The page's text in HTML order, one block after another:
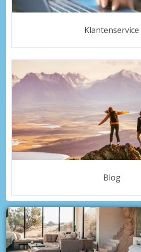
Klantenservice
Blog